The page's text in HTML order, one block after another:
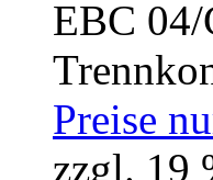
EBC
Preise
zzgl. 19